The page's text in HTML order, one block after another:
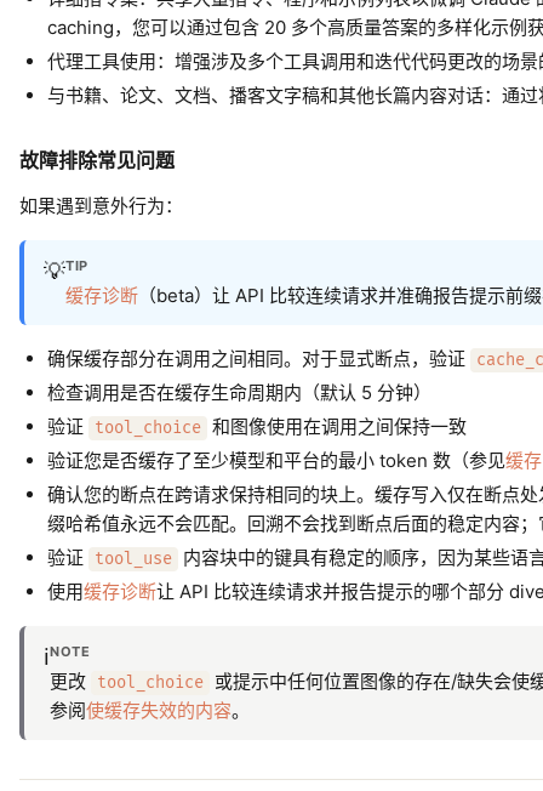
caching，您可以通过包含 20 多个高质量答案的多样化示例
代理工具使用：增强涉及多个工具调用和迭代代码更改的场
与书籍、论文、文档、播客文字稿和其他长篇内容对话：通
故障排除常见问题
如果遇到意外行为：
💡TIP
缓存诊断 （beta）让 API 比较连续请求并准确报告提示
确保缓存部分在调用之间相同。对于显式断点，验证
检查调用是否在缓存生命周期内（默认 5 分钟）
验证
tool_choice 和图像使用在调用之间保持一致
验证您是否缓存了至少模型和平台的最小 token 数（参见缓
确认您的断点在跨请求保持相同的块上。缓存写入仅在断点
缀哈希值永远不会匹配。回溯不会找到断点后面的稳定内容
验证
tool_use
内容块中的键具有稳定的顺序，因为某些语
使用缓存诊断让 API 比较连续请求并报告提示的哪个部分
ℹ️NOTE
更改 tool_choice
或提示中任何位置图像的存在/缺失会使
参阅使缓存失效的内容。